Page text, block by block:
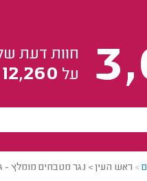
חוות דעת
על 12,260
> ראש העין > נגר מטבחים מומלץ -